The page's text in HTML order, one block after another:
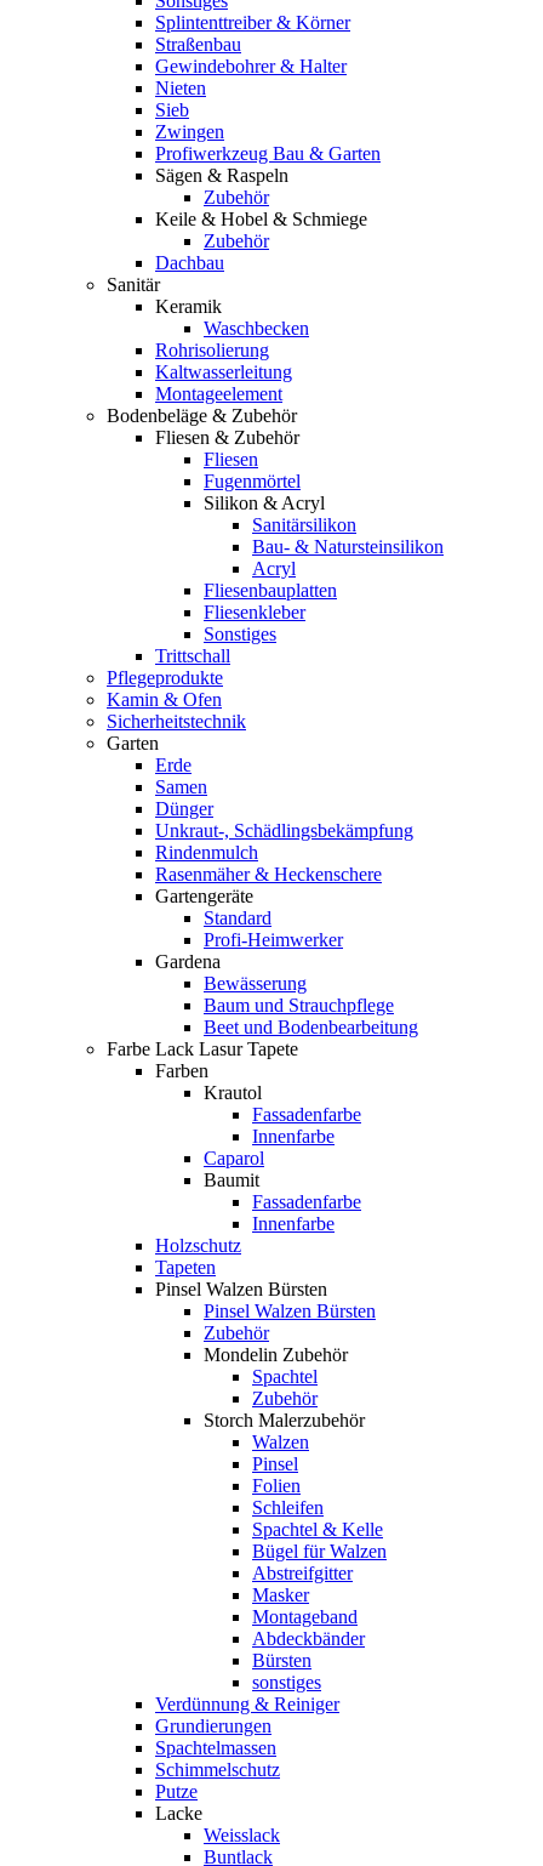
Splintenttreiber & Körner
Straßenbau
Gewindebohrer & Halter
Nieten
Sieb
Zwingen
Profiwerkzeug Bau & Garten
Sägen & Raspeln
Zubehör
Keile & Hobel & Schmiege
Zubehör
Dachbau
Sanitär
Keramik
Waschbecken
Rohrisolierung
Kaltwasserleitung
Montageelement
Bodenbeläge & Zubehör
Fliesen & Zubehör
Fliesen
Fugenmörtel
Silikon & Acryl
Sanitärsilikon
Bau- & Natursteinsilikon
Acryl
Fliesenbauplatten
Fliesenkleber
Sonstiges
Trittschall
Pflegeprodukte
Kamin & Ofen
Sicherheitstechnik
Garten
Erde
Samen
Dünger
Unkraut-, Schädlingsbekämpfung
Rindenmulch
Rasenmäher & Heckenschere
Gartengeräte
Standard
Profi-Heimwerker
Gardena
Bewässerung
Baum und Strauchpflege
Beet und Bodenbearbeitung
Farbe Lack Lasur Tapete
Farben
Krautol
Fassadenfarbe
Innenfarbe
Caparol
Baumit
Fassadenfarbe
Innenfarbe
Holzschutz
Tapeten
Pinsel Walzen Bürsten
Pinsel Walzen Bürsten
Zubehör
Mondelin Zubehör
Spachtel
Zubehör
Storch Malerzubehör
Walzen
Pinsel
Folien
Schleifen
Spachtel & Kelle
Bügel für Walzen
Abstreifgitter
Masker
Montageband
Abdeckbänder
Bürsten
sonstiges
Verdünnung & Reiniger
Grundierungen
Spachtelmassen
Schimmelschutz
Putze
Lacke
Weisslack
Buntlack